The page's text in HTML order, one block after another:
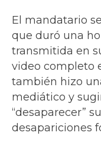
El mandatario
que duró una
transmitida en
video completo
también hizo
mediático y
“desaparecer”
desapariciones